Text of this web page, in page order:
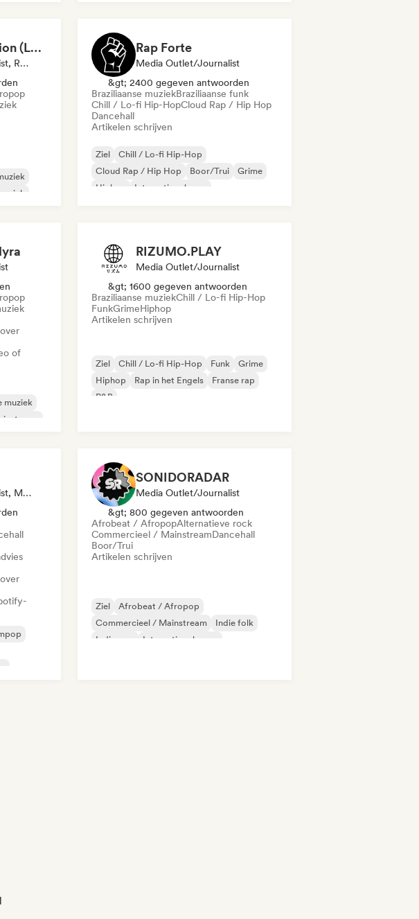
Radio Krimi Station (La Radio)
Media Outlet/Journalist, Radiostation
Rap Forte
Media Outlet/Journalist
&gt; 2400 gegeven antwoorden
Braziliaanse muziekBraziliaanse funk
Chill / Lo-fi Hip-HopCloud Rap / Hip Hop
Dancehall
Artikelen schrijven
Ziel
Chill / Lo-fi Hip-Hop
Cloud Rap / Hip Hop
Boor/Trui
Grime
Hiphop
Internationale rap
of
muziek
RIZUMO.PLAY
Media Outlet/Journalist
&gt; 1600 gegeven antwoorden
Braziliaanse muziekChill / Lo-fi Hip-Hop
FunkGrimeHiphop
Artikelen schrijven
Ziel Chill / Lo-fi Hip-Hop Funk
Grime
Hiphop
Rap in het Engels
Franse rap
R&B
Media Outlet/Journalist, Mentor, Afspeellijst Curator, Sociale Media Beïnvloeder
SONIDORADAR
Media Outlet/Journalist
&gt; 800 gegeven antwoorden
Afrobeat / AfropopAlternatieve rock
Commercieel / MainstreamDancehall
Boor/Trui
Artikelen schrijven
Ziel
Afrobeat / Afropop
Commercieel / Mainstream
Indie folk
Indie pop
Internationale pop